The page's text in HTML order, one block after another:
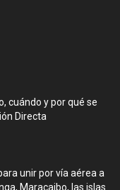
cuándo y por qué se
Directa
unir por vía aérea a
Maracaibo, las islas